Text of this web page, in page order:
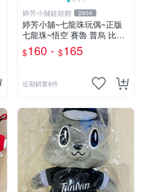
婷芳小舖娃娃館 2904
婷芳小舖~七龍珠玩偶~正版
七龍珠~悟空 賽魯 普烏 比克
克林 特南克斯 娃娃 玩偶~七
龍珠玩偶~生日情人禮
$160 - $165
近期銷量6件